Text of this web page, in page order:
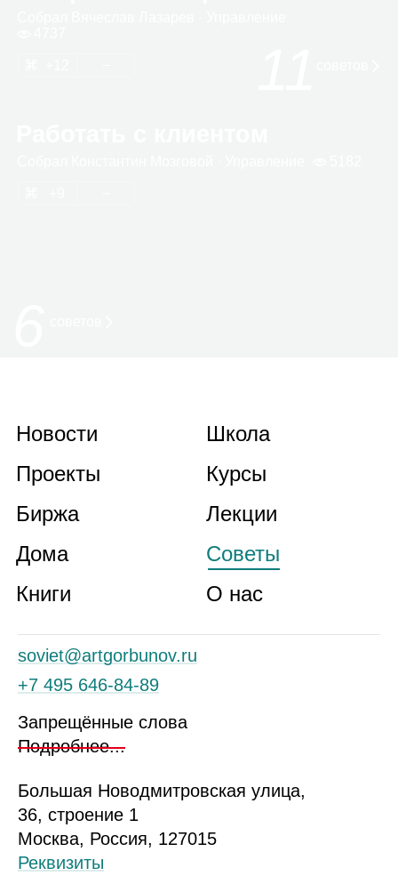
Новости
Проекты
Биржа
Дома
Книги
Школа
Курсы
Лекции
Советы
О нас
soviet@artgorbunov.ru
+7 495 646‑84‑89
Запрещённые слова
Подробнее...
Большая Новодмитровская улица,
36, строение 1
Москва, Россия, 127015
Реквизиты